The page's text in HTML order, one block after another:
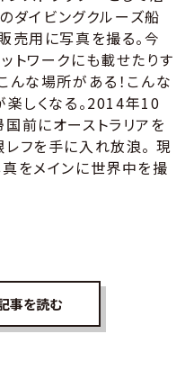
ダイビングクルーズ船
売用に写真を撮る。今
トワークにも載せたりす
んな場所がある！こんな
楽しくなる。2014年10
前にオーストラリアを
フを手に入れ放浪。 現
をメインに世界中を撮
事を読む